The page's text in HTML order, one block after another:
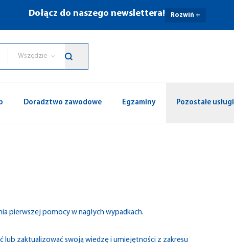
Dołącz do naszego newslettera! Rozwiń +
Wszędzie
Doradztwo zawodowe Egzaminy Pozostałe usługi
pierwszej pomocy w nagłych wypadkach.
lub zaktualizować swoją wiedzę i umiejętności z zakresu